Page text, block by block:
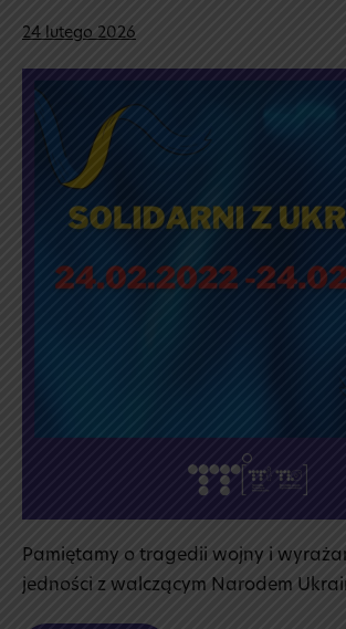
24 lutego 2026
💙
💛
Solidarni
z Ukrainą
Pamiętamy o tragedii wojny i
jedności z walczącym Narodem